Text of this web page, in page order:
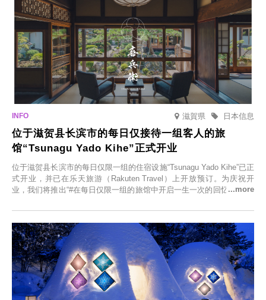
滋賀県 日本信息
位于滋贺县长滨市的每日仅接待一组客人的旅
馆“Tsunagu Yado Kihe”正式开业
位于滋贺县长滨市的每日仅限一组的住宿设施“Tsunagu Yado Kihe”已正
式开业，并已在乐天旅游（Rakuten Travel）上开放预订。为庆祝开
业，我们将推出“#在每日仅限一组的旅馆中开启一生一次的回忆之旅”活
在此与重要之人共度一段难忘的特别时光。